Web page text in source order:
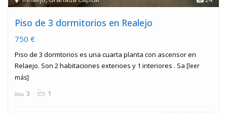
Piso de 3 dormitorios en Realejo
750 €
Piso de 3 dormtorios es una cuarta planta con ascensor en
Relaejo. Son 2 habitaciones exterioes y 1 interiores . Sa [leer
más]
3 1